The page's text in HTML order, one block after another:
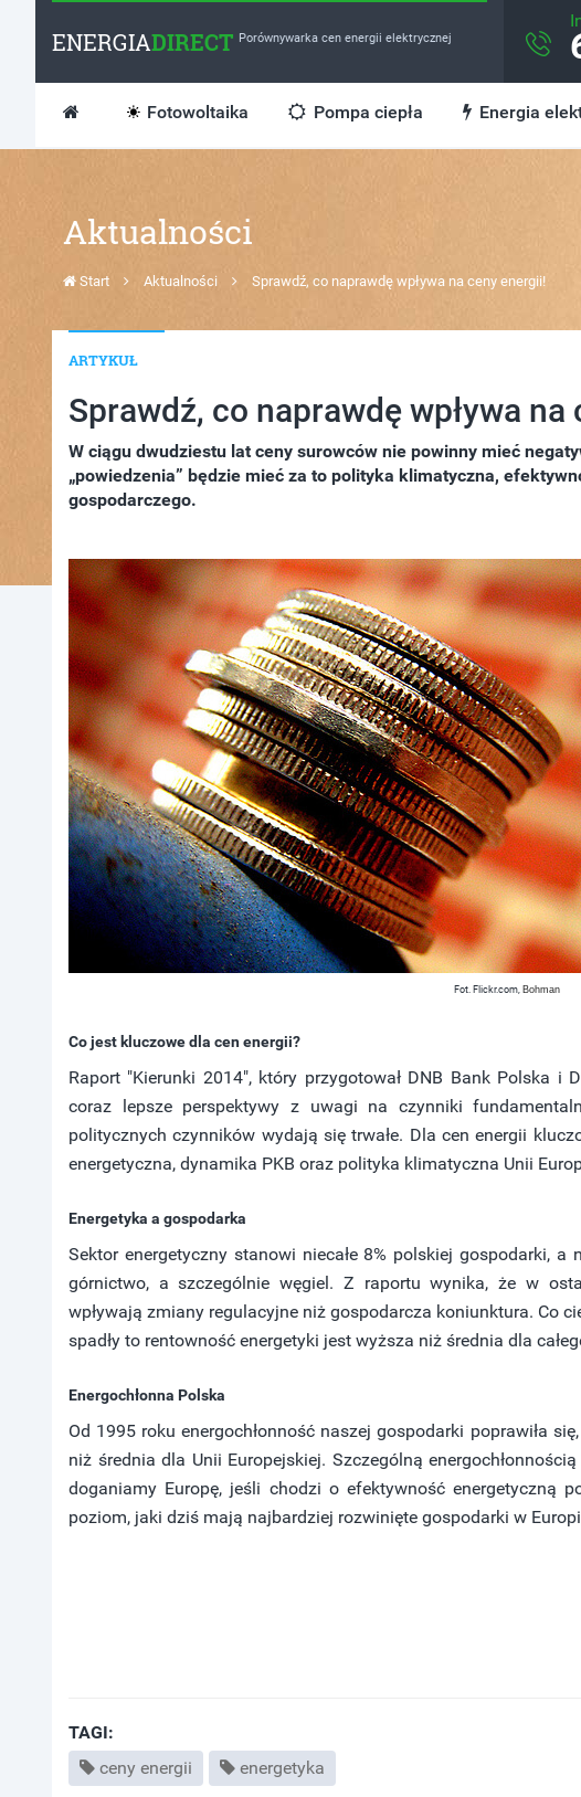
ENERGIADIRECT Porównywarka cen energii elektrycznej
Fotowoltaika Pompa ciepła Energia
Aktualności
Start Aktualności Sprawdź, co naprawdę wpływa na ceny energii!
ARTYKUŁ
Sprawdź, co naprawdę wpływa na
W ciągu dwudziestu lat ceny surowców nie powinny mieć
„powiedzenia” będzie mieć za to polityka klimatyczna,
gospodarczego.
Fot. Flickr.com, Bohman
Co jest kluczowe dla cen energii?
Raport "Kierunki 2014", który przygotował DNB Bank Polska i
coraz lepsze perspektywy z uwagi na czynniki
politycznych czynników wydają się trwałe. Dla cen energii
energetyczna, dynamika PKB oraz polityka klimatyczna Unii
Energetyka a gospodarka
Sektor energetyczny stanowi niecałe 8% polskiej gospodarki,
górnictwo, a szczególnie węgiel. Z raportu wynika, że w
wpływają zmiany regulacyjne niż gospodarcza koniunktura. Co
spadły to rentowność energetyki jest wyższa niż średnia dla
Energochłonna Polska
Od 1995 roku energochłonność naszej gospodarki poprawiła
niż średnia dla Unii Europejskiej. Szczególną
doganiamy Europę, jeśli chodzi o efektywność energetyczną
poziom, jaki dziś mają najbardziej rozwinięte gospodarki w
TAGI:
ceny energii
energetyka